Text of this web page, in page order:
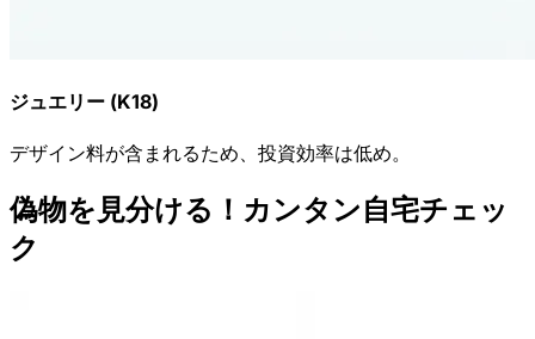
ジュエリー (K18)
デザイン料が含まれるため、投資効率は低め。
偽物を見分ける！カンタン自宅チェッ
ク